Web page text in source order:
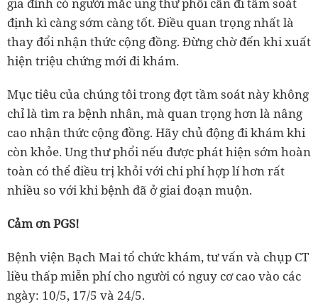
định kì càng sớm càng tốt. Điều quan trọng nhất là
thay đổi nhận thức cộng đồng. Đừng chờ đến khi xuất
hiện triệu chứng mới đi khám.
Mục tiêu của chúng tôi trong đợt tầm soát này không
chỉ là tìm ra bệnh nhân, mà quan trọng hơn là nâng
cao nhận thức cộng đồng. Hãy chủ động đi khám khi
còn khỏe. Ung thư phổi nếu được phát hiện sớm hoàn
toàn có thể điều trị khỏi với chi phí hợp lí hơn rất
nhiều so với khi bệnh đã ở giai đoạn muộn.
Cảm ơn PGS!
Bệnh viện Bạch Mai tổ chức khám, tư vấn và chụp CT
liều thấp miễn phí cho người có nguy cơ cao vào các
ngày: 10/5, 17/5 và 24/5.